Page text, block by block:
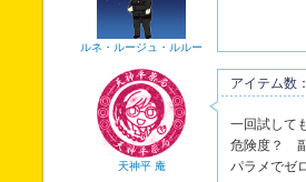
ルネ・ルージュ・ルルー
天神平 庵
アイテム数
一回試して
危険度？
パラメでゼ